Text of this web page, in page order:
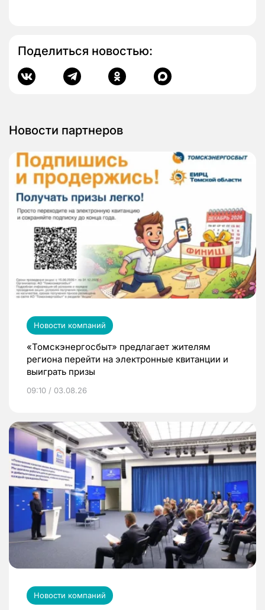
Поделиться новостью:
Новости партнеров
Новости компаний
«Томскэнергосбыт» предлагает жителям
региона перейти на электронные квитанции и
выиграть призы
09:10 / 03.08.26
Новости компаний